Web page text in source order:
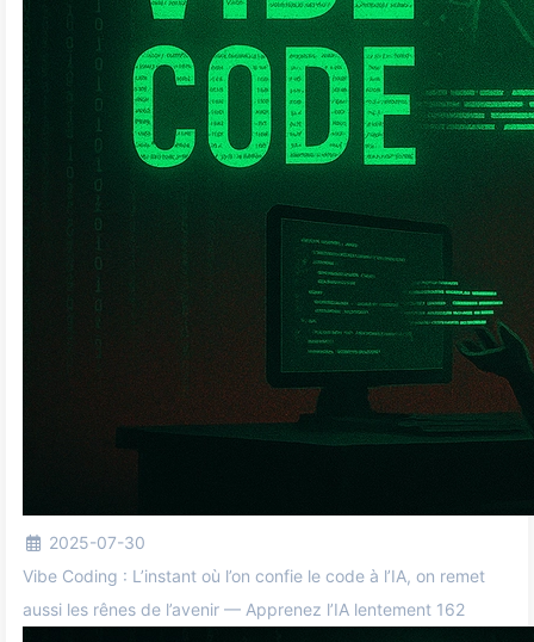
2025-07-30
Vibe Coding : L’instant où l’on confie le code à l’IA, on remet
aussi les rênes de l’avenir — Apprenez l’IA lentement 162